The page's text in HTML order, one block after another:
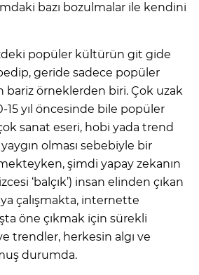
bazı bozulmalar ile kendini
popüler kültürün git gide
geride sadece popüler
bariz örneklerden biri. Çok uzak
15 yıl öncesinde bile popüler
sanat eseri, hobi yada trend
olması sebebiyle bir
şimdi yapay zekanın
‘balçık’) insan elinden çıkan
çalışmakta, internette
öne çıkmak için sürekli
trendler, herkesin algı ve
durumda.